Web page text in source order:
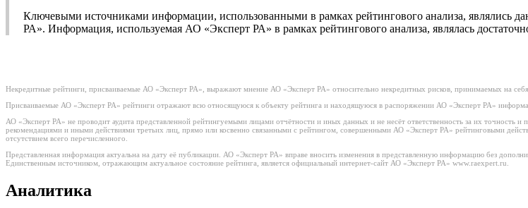
Ключевыми источниками информации, использованными в рамках рейтингового анализа,
РА». Информация, используемая АО «Эксперт РА» в рамках рейтингового анализа, являлась
Некредитные рейтинги, присваиваемые АО «Эксперт РА», выражают мнение АО «Эксперт РА» относительно некредитных рисков, принимаемых на
Присваиваемые АО «Эксперт РА» рейтинги отражают всю относящуюся к объекту рейтинга и находящуюся в распоряжении АО «Эксперт РА»
АО «Эксперт РА» не проводит аудита представленной рейтингуемыми лицами отчётности и иных данных и не несёт ответственность за их точность
рекомендациями и иными действиями третьих лиц, прямо или косвенно связанными с рейтингом, совершенными АО «Эксперт РА» рейтинговыми
отсутствием всего перечисленного.
Представленная информация актуальна на дату её публикации. АО «Эксперт РА» вправе вносить изменения в представленную информацию без
Единственным источником, отражающим актуальное состояние рейтинга, является официальный интернет-сайт АО «Эксперт РА» www.raexpert.ru.
Аналитика